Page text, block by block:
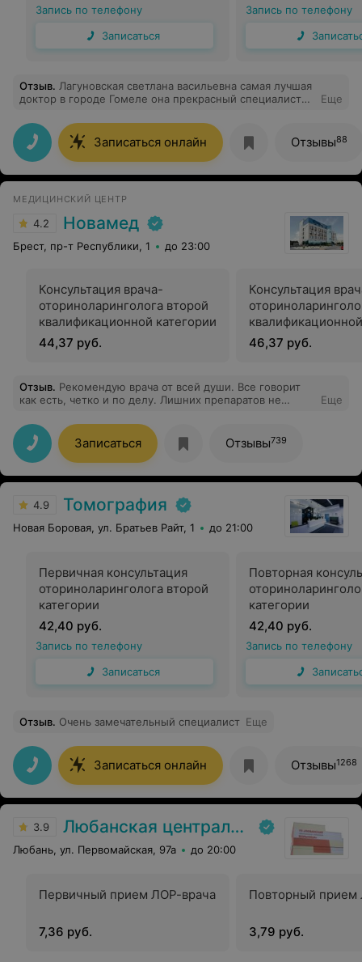
Запись по телефону
Записаться
Запись по телефону
Отзыв. Лагуновская светлана васильевна самая лучшая
доктор в городе Гомеле она прекрасный специалист
лагуновская светлана васильевна заслуживают почета
и уважение
Еще
Записаться онлайн Отзывы88
МЕДИЦИНСКИЙ ЦЕНТР
4.2 Новамед
Брест, пр-т Республики, 1 до 23:00
Консультация врача-
оториноларинголога второй
квалификационной категории
44,37 руб.
Консультация
46,37 руб.
Отзыв. Рекомендую врача от всей души. Все говорит
как есть, четко и по делу. Лишних препаратов не
Еще
Записаться Отзывы739
4.9 Томография
Новая Боровая, ул. Братьев Райт, 1 до 21:00
Первичная консультация
оториноларинголога второй
категории
42,40 руб.
Запись по телефону
Записаться
Повторная
категории
42,40 руб.
Запись по телефону
Отзыв. Очень замечательный специалист Еще
Записаться онлайн Отзывы1268
3.9 Любанская центральная районная больница
Любань, ул. Первомайская, 97а до 20:00
Первичный прием ЛОР-врача
7,36 руб.
Повторный прием
3,79 руб.